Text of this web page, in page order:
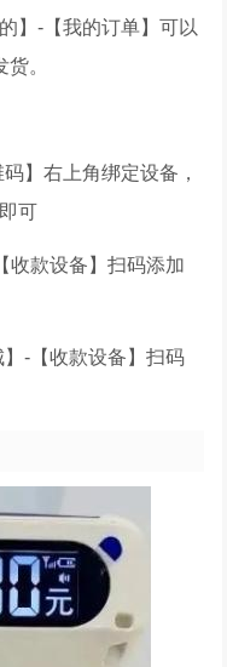
】-【我的订单】可以
。
】右上角绑定设备，
可
收款设备】扫码添加
-【收款设备】扫码